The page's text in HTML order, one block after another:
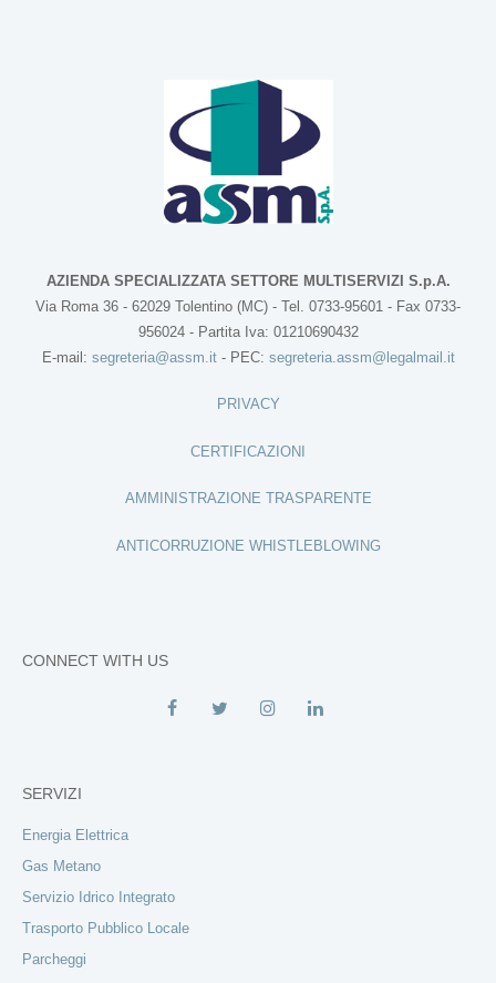
AZIENDA SPECIALIZZATA SETTORE MULTISERVIZI S.p.A.
Via Roma 36 - 62029 Tolentino (MC) - Tel. 0733-95601 - Fax 0733-
956024 - Partita Iva: 01210690432
E-mail: segreteria@assm.it- PEC: segreteria.assm@legalmail.it
PRIVACY
CERTIFICAZIONI
AMMINISTRAZIONE TRASPARENTE
ANTICORRUZIONE WHISTLEBLOWING
CONNECT WITH US
SERVIZI
Energia Elettrica
Gas Metano
Servizio Idrico Integrato
Trasporto Pubblico Locale
Parcheggi